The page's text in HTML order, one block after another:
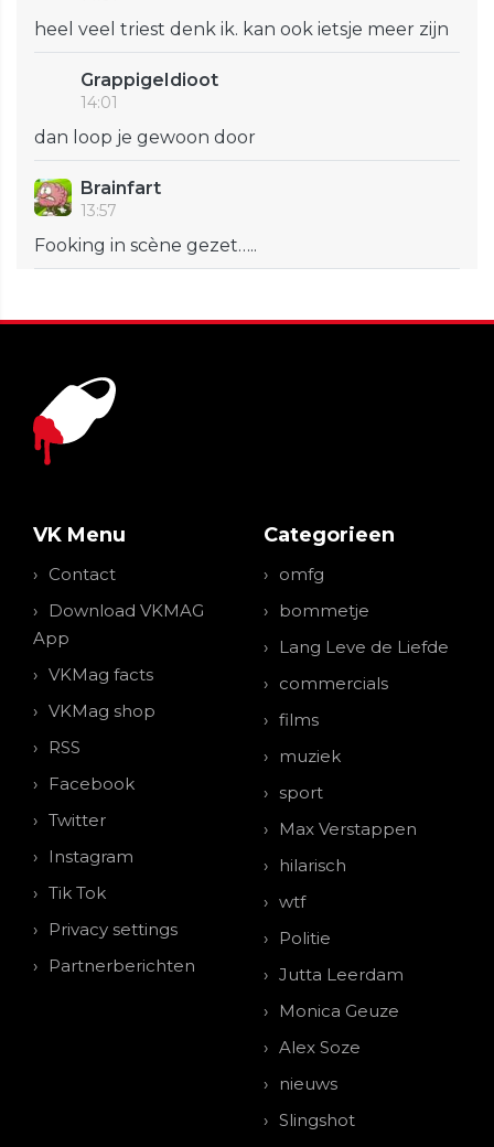
heel veel triest denk ik. kan ook ietsje meer zijn
GrappigeIdioot
14:01
dan loop je gewoon door
Brainfart
13:57
Fooking in scène gezet…..
VK Menu
Contact
Download VKMAG
App
VKMag facts
VKMag shop
RSS
Facebook
Twitter
Instagram
Tik Tok
Privacy settings
Partnerberichten
Categorieen
omfg
bommetje
Lang Leve de Liefde
commercials
films
muziek
sport
Max Verstappen
hilarisch
wtf
Politie
Jutta Leerdam
Monica Geuze
Alex Soze
nieuws
Slingshot